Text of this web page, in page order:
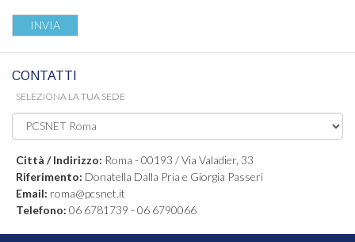
CONTATTI
SELEZIONA LA TUA SEDE
Città / Indirizzo: Roma - 00193 / Via Valadier, 33
Riferimento: Donatella Dalla Pria e Giorgia Passeri
Email: roma@pcsnet.it
Telefono: 06 6781739 - 06 6790066